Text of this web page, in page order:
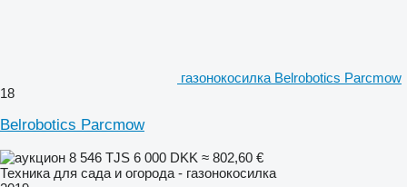
газонокосилка Belrobotics Parcmow
18
Belrobotics Parcmow
8 546 TJS 6 000 DKK ≈ 802,60 €
Техника для сада и огорода - газонокосилка